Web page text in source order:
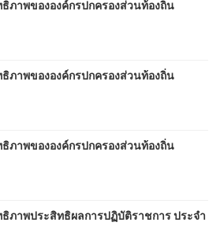
ภาพขององค์กรปกครองส่วนท้องถิ่น
ภาพขององค์กรปกครองส่วนท้องถิ่น
ภาพขององค์กรปกครองส่วนท้องถิ่น
ภาพประสิทธิผลการปฏิบัติราชการ ประจำ